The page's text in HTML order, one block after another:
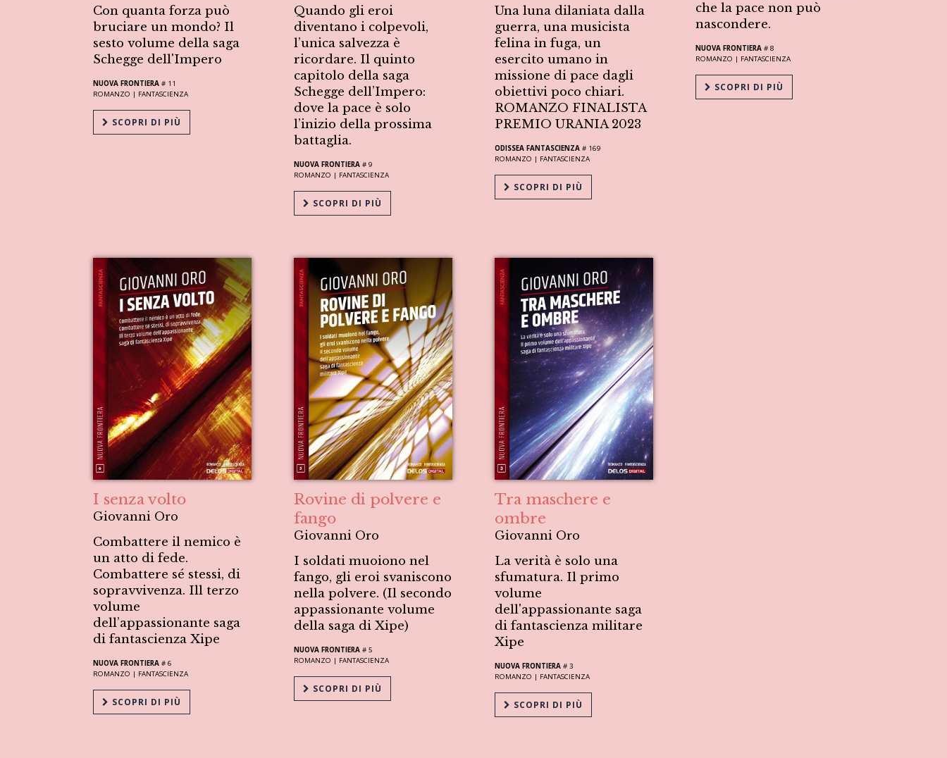
Con quanta forza può
bruciare un mondo? Il
sesto volume della saga
Schegge dell'Impero
NUOVA FRONTIERA # 11
ROMANZO | FANTASCIENZA
SCOPRI DI PIÙ
Quando gli eroi
diventano i colpevoli,
l’unica salvezza è
ricordare. Il quinto
capitolo della saga
Schegge dell’Impero:
dove la pace è solo
l’inizio della prossima
battaglia.
NUOVA FRONTIERA # 9
ROMANZO | FANTASCIENZA
SCOPRI DI PIÙ
Una luna dilaniata dalla
guerra, una musicista
felina in fuga, un
esercito umano in
missione di pace dagli
obiettivi poco chiari.
ROMANZO FINALISTA
PREMIO URANIA 2023
ODISSEA FANTASCIENZA # 169
ROMANZO | FANTASCIENZA
SCOPRI DI PIÙ
che la pace non può
nascondere.
NUOVA FRONTIERA # 8
ROMANZO | FANTASCIENZA
SCOPRI DI PIÙ
I senza volto
Giovanni Oro
Combattere il nemico è
un atto di fede.
Combattere sé stessi, di
sopravvivenza. Ill terzo
volume
dell’appassionante saga
di fantascienza Xipe
NUOVA FRONTIERA # 6
ROMANZO | FANTASCIENZA
SCOPRI DI PIÙ
Rovine di polvere e
fango
Giovanni Oro
I soldati muoiono nel
fango, gli eroi svaniscono
nella polvere. (Il secondo
appassionante volume
della saga di Xipe)
NUOVA FRONTIERA # 5
ROMANZO | FANTASCIENZA
SCOPRI DI PIÙ
Tra maschere e
ombre
Giovanni Oro
La verità è solo una
sfumatura. Il primo
volume
dell'appassionante saga
di fantascienza militare
Xipe
NUOVA FRONTIERA # 3
ROMANZO | FANTASCIENZA
SCOPRI DI PIÙ